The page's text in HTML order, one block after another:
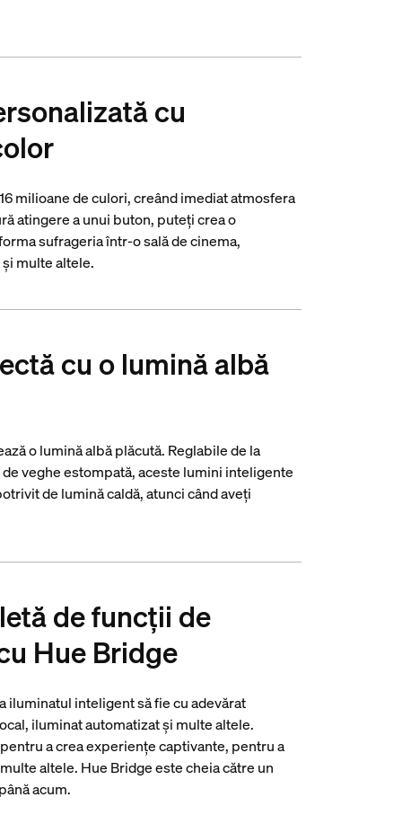
cu
milioane de culori, creând imediat atmosfera
atingere a unui buton, puteți crea o
sufrageria într-o sală de cinema,
multe altele.
cu o lumină albă
o lumină albă plăcută. Reglabile de la
veghe estompată, aceste lumini inteligente
de lumină caldă, atunci când aveți
de funcții de
Hue Bridge
iluminatul inteligent să fie cu adevărat
iluminat automatizat și multe altele.
a crea experiențe captivante, pentru a
altele. Hue Bridge este cheia către un
acum.